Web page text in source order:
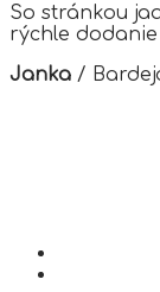
So stránkou
rýchle
Janka /